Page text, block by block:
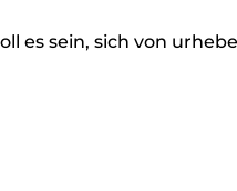
es sein, sich von